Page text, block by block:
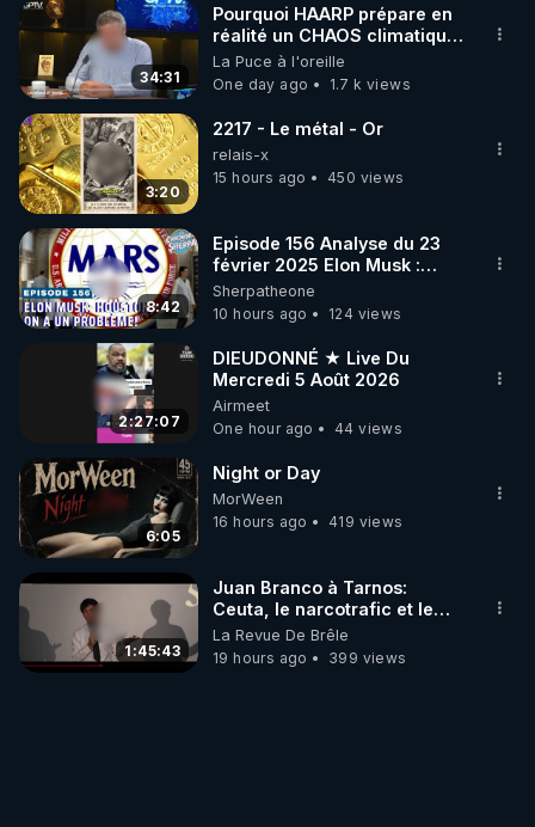
34:31
Pourquoi HAARP prépare en
réalité un CHAOS climatique,
on répond
La Puce à l'oreille
One day ago
1.7 k views
3:20
2217 - Le métal - Or
relais-x
15 hours ago
450 views
8:42
Episode 156 Analyse du 23
février 2025 Elon Musk :
Houston , on a un problème !
Sherpatheone
10 hours ago
124 views
2:27:07
DIEUDONNÉ ★ Live Du
Mercredi 5 Août 2026
Airmeet
One hour ago
44 views
6:05
Night or Day
MorWeen
16 hours ago
419 views
1:45:43
Juan Branco à Tarnos:
Ceuta, le narcotrafic et le
pouvoir en France
La Revue De Brêle
19 hours ago
399 views